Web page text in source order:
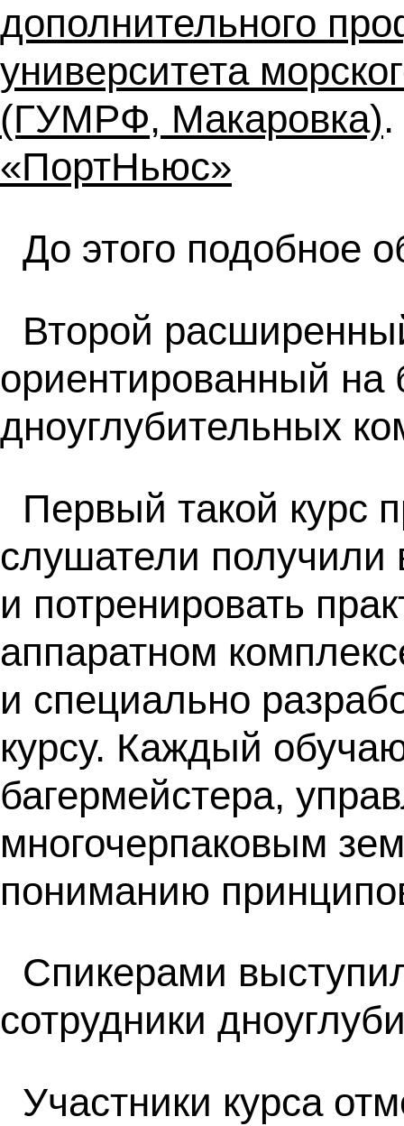
дополнительного
университета
(ГУМРФ, Макаровка)
«ПортНьюс»
До этого подобное
Второй
ориентированный на
дноуглубительных
Первый такой курс
слушатели получили
и потренировать
аппаратном
и специально
курсу. Каждый
багермейстера,
многочерпаковым
пониманию
Спикерами
сотрудники
Участники курса